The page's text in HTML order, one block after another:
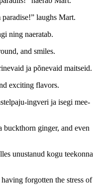
laughs Mart.
ning naeratab.
and smiles.
ja põnevaid maitseid.
exciting flavors.
ingveri ja isegi mee-
buckthorn ginger, and even
unustanud kogu teekonna
forgotten the stress of